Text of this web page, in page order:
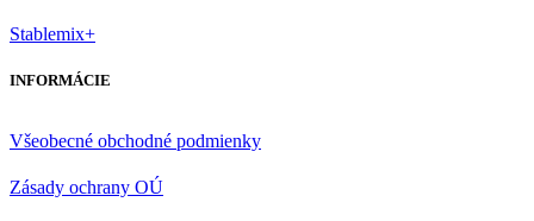
Stablemix+
INFORMÁCIE
Všeobecné obchodné podmienky
Zásady ochrany OÚ